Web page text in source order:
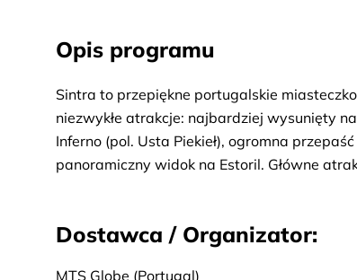
Opis programu
Sintra to przepiękne portugalskie
niezwykłe atrakcje: najbardziej wysunięty
Inferno (pol. Usta Piekieł), ogromna
panoramiczny widok na Estoril. Główne
Cabo da Roca nie jest zwiedzane. W
Dostawca / Organizator:
MTS Globe (Portugal)